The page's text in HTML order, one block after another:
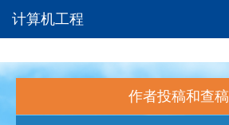
计算机工程
作者投稿和查稿